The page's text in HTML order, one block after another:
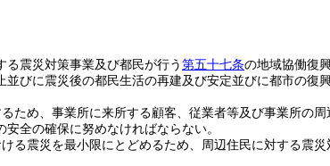
震災対策事業及び都民が行う第五十七条の地域協働復
びに震災後の都民生活の再建及び安定並びに都市の復
ため、事業所に来所する顧客、従業者等及び事業所の
全の確保に努めなければならない。
る震災を最小限にとどめるため、周辺住民に対する震